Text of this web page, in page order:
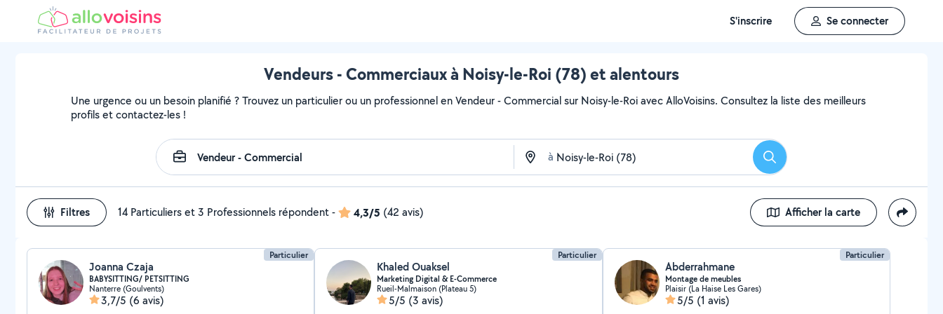
S'inscrire Se connecter
Vendeurs - Commerciaux à Noisy-le-Roi (78) et alentours
Une urgence ou un besoin planifié ? Trouvez un particulier ou un professionnel en Vendeur - Commercial sur Noisy-le-Roi avec AlloVoisins. Consultez la liste des meilleurs
profils et contactez-les !
à Rechercher
Filtres 14 Particuliers et 3 Professionnels répondent- 4,3/5 (42 avis) Afficher la carte
Particulier
Joanna Czaja
BABYSITTING/ PETSITTING
Nanterre (Goulvents)
3,7/5 (6 avis)
Particulier
Khaled Ouaksel
Marketing Digital & E-Commerce
Rueil-Malmaison (Plateau 5)
5/5 (3 avis)
Particulier
Abderrahmane
Montage de meubles
Plaisir (La Haise Les Gares)
5/5 (1 avis)